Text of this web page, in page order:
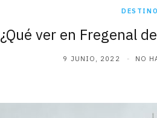
¿Qué ver en Fregenal
9 JUNIO, 2022 NO